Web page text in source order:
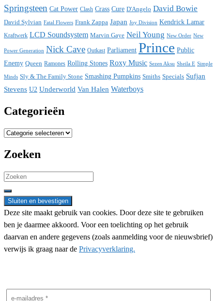
Springsteen Cat Power Clash Crass Cure D'Angelo David Bowie
David Sylvian Fatal Flowers Frank Zappa Japan Joy Division Kendrick Lamar
Kraftwerk LCD Soundsystem Marvin Gaye Neil Young New Order New
Power Generation Nick Cave Outkast Parliament Prince Public
Enemy Queen Ramones Rolling Stones Roxy Music Sezen Aksu Sheila E Simple
Minds Sly & The Family Stone Smashing Pumpkins Smiths Specials Sufjan
Stevens U2 Underworld Van Halen Waterboys
Categorieën
Categorieën
Zoeken
Search
for:
Deze site maakt gebruik van cookies. Door deze site te gebruiken
ben je daarmee akkoord. Voor een toelichting op het gebruik
daarvan en andere gegevens (zoals aanmelding voor de nieuwsbrief)
verwijs ik graag naar de Privacyverklaring.